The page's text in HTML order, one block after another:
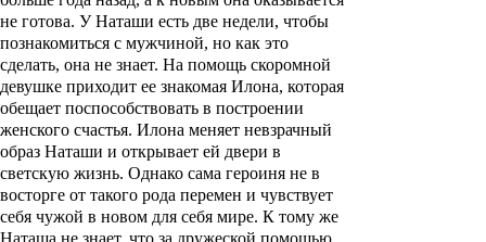
не готова. У Наташи есть две недели, чтобы
познакомиться с мужчиной, но как это
сделать, она не знает. На помощь скоромной
девушке приходит ее знакомая Илона, которая
обещает поспособствовать в построении
женского счастья. Илона меняет невзрачный
образ Наташи и открывает ей двери в
светскую жизнь. Однако сама героиня не в
восторге от такого рода перемен и чувствует
себя чужой в новом для себя мире. К тому же